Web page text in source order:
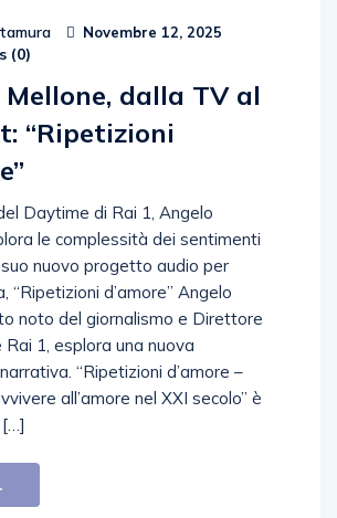
Novembre 12, 2025
(0)
dalla TV al
“Ripetizioni
Daytime di Rai 1, Angelo
le complessità dei sentimenti
nuovo progetto audio per
“Ripetizioni d’amore” Angelo
noto del giornalismo e Direttore
1, esplora una nuova
“Ripetizioni d’amore –
all’amore nel XXI secolo” è
[…]